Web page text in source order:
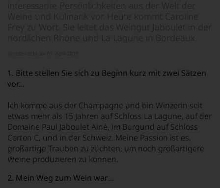
1. Bitte stellen Sie sich zu Beginn kurz mit zwei Sätzen
vor…
Ich komme aus der Champagne und bin Winzerin seit
etwas mehr als 15 Jahren auf Schloss La Lagune, auf der
Domaine Paul Jaboulet Ainé, im Burgund auf Schloss
Corton C, und in der Schweiz. Meine Passion ist es,
großartige Trauben zu züchten, um noch großartigere
Weine produzieren zu können.
2. Mein Weg zum Wein war…